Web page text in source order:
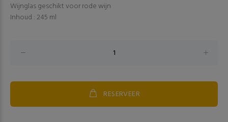
Wijnglas geschikt voor rode wijn
Inhoud : 245 ml
RESERVEER